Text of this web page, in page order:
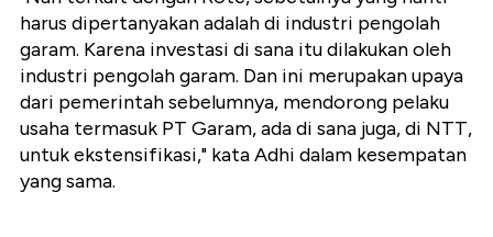
harus dipertanyakan adalah di industri pengolah
garam. Karena investasi di sana itu dilakukan oleh
industri pengolah garam. Dan ini merupakan upaya
dari pemerintah sebelumnya, mendorong pelaku
usaha termasuk PT Garam, ada di sana juga, di NTT,
untuk ekstensifikasi," kata Adhi dalam kesempatan
yang sama.